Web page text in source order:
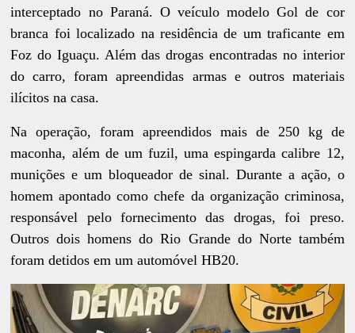
interceptado no Paraná. O veículo modelo Gol de cor
branca foi localizado na residência de um traficante em
Foz do Iguaçu. Além das drogas encontradas no interior
do carro, foram apreendidas armas e outros materiais
ilícitos na casa.
Na operação, foram apreendidos mais de 250 kg de
maconha, além de um fuzil, uma espingarda calibre 12,
munições e um bloqueador de sinal. Durante a ação, o
homem apontado como chefe da organização criminosa,
responsável pelo fornecimento das drogas, foi preso.
Outros dois homens do Rio Grande do Norte também
foram detidos em um automóvel HB20.